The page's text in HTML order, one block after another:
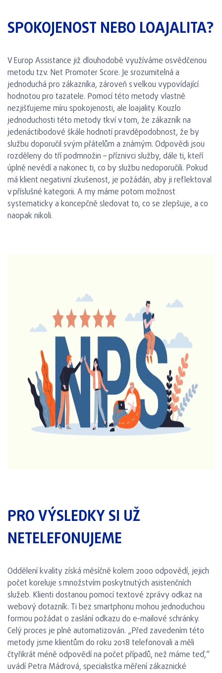
SPOKOJENOST NEBO LOAJALITA?
V Europ Assistance již dlouhodobě využíváme osvědčenou
metodu tzv. Net Promoter Score. Je srozumitelná a
jednoduchá pro zákazníka, zároveň s velkou vypovídající
hodnotou pro tazatele. Pomocí této metody vlastně
nezjišťujeme míru spokojenosti, ale loajality. Kouzlo
jednoduchosti této metody tkví v tom, že zákazník na
jedenáctibodové škále hodnotí pravděpodobnost, že by
službu doporučil svým přátelům a známým. Odpovědi jsou
rozděleny do tří podmnožin – příznivci služby, dále ti, kteří
úplně nevědí a nakonec ti, co by službu nedoporučili. Pokud
má klient negativní zkušenost, je požádán, aby ji reflektoval
v příslušné kategorii. A my máme potom možnost
systematicky a koncepčně sledovat to, co se zlepšuje, a co
naopak nikoli.
PRO VÝSLEDKY SI UŽ
NETELEFONUJEME
Oddělení kvality získá měsíčně kolem 2000 odpovědí, jejich
počet koreluje s množstvím poskytnutých asistenčních
služeb. Klienti dostanou pomocí textové zprávy odkaz na
webový dotazník. Ti bez smartphonu mohou jednoduchou
formou požádat o zaslání odkazu do e-mailové schránky.
Celý proces je plně automatizován. „Před zavedením této
metody jsme klientům do roku 2018 telefonovali a měli
čtyřikrát méně odpovědí na počet případů, než máme teď,“
uvádí Petra Mádrová, specialistka měření zákaznické